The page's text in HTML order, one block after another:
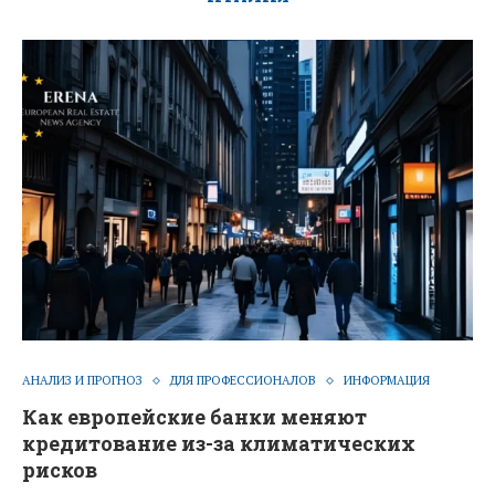
АНАЛИЗ И ПРОГНОЗ ДЛЯ ПРОФЕССИОНАЛОВ ИНФОРМАЦИЯ
Как европейские банки меняют
кредитование из-за климатических
рисков